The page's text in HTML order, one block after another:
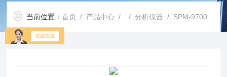
当前位置：首页 / 产品中心 / /分析仪器 / SPM-9700HT型原子力显微镜